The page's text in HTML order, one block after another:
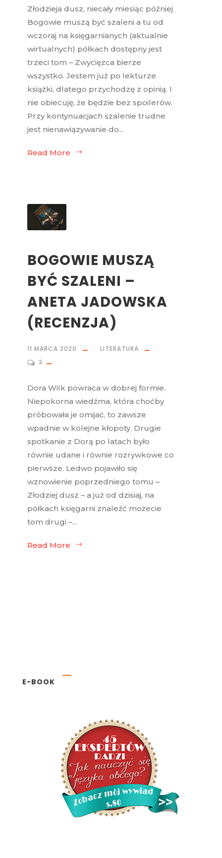
Złodzieja dusz, niecały miesiąc później
Bogowie muszą być szaleni a tu od
wczoraj na księgarnianych (aktualnie
wirtualnych) półkach dostępny jest
trzeci tom – Zwycięzca bierze
wszystko. Jestem już po lekturze
książki, dlatego przychodzę z opinią. I
nie obiecuję, że będzie bez spoilerów.
Przy kontynuacjach szalenie trudne
jest nienawiązywanie do...
Read More
BOGOWIE MUSZĄ
BYĆ SZALENI –
ANETA JADOWSKA
(RECENZJA)
11 MARCA 2020
LITERATURA
3
Dora Wilk powraca w dobrej formie.
Niepokorna wiedźma, która choćby
próbowała je omijać, to zawsze
wpadnie w kolejne kłopoty. Drugie
spotkanie z Dorą po latach było
równie udane i równie rozrywkowe co
pierwsze. Ledwo pojawiło się
wznowienie poprzedniego tomu –
Złodziej dusz – a już od dzisiaj, na
półkach księgarni znaleźć możecie
tom drugi –...
Read More
E-BOOK